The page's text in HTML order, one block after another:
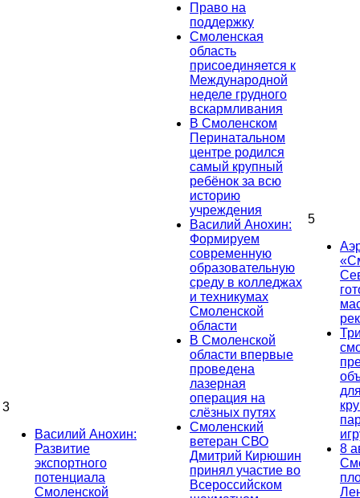
3
Василий Анохин:
Развитие
экспортного
потенциала
Смоленской
Право на
поддержку
Смоленская
область
присоединяется к
Международной
неделе грудного
вскармливания
В Смоленском
Перинатальном
центре родился
самый крупный
ребёнок за всю
историю
учреждения
Василий Анохин:
Формируем
современную
образовательную
среду в колледжах
и техникумах
Смоленской
области
В Смоленской
области впервые
проведена
лазерная
операция на
слёзных путях
Смоленский
ветеран СВО
Дмитрий Кирюшин
принял участие во
Всероссийском
5
8